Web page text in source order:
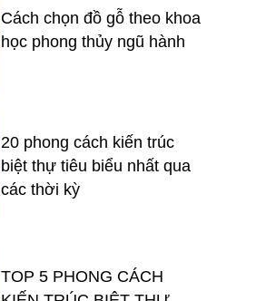
Cách chọn đồ gỗ theo khoa
học phong thủy ngũ hành
20 phong cách kiến trúc
biệt thự tiêu biểu nhất qua
các thời kỳ
TOP 5 PHONG CÁCH